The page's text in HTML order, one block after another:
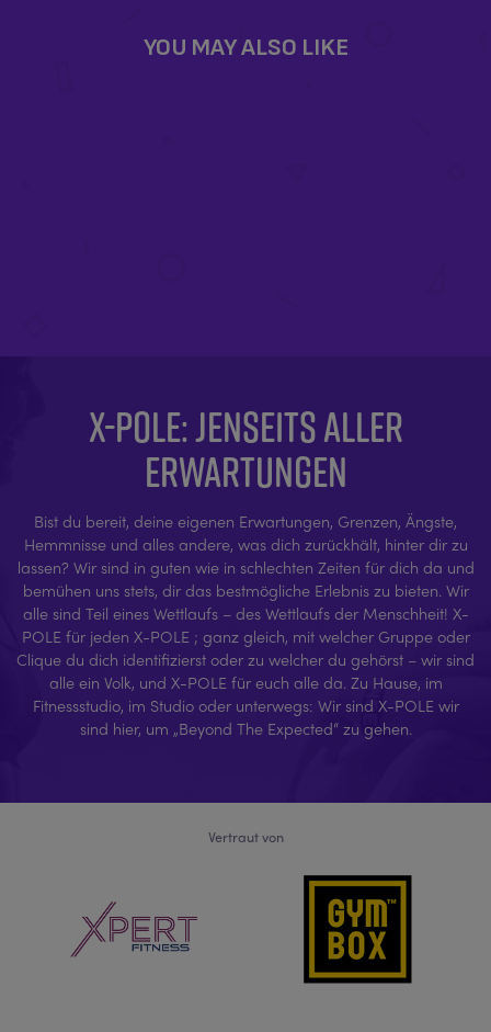
X-POLE: JENSEITS ALLER
ERWARTUNGEN
Bist du bereit, deine eigenen Erwartungen, Grenzen, Ängste,
Hemmnisse und alles andere, was dich zurückhält, hinter dir zu
lassen? Wir sind in guten wie in schlechten Zeiten für dich da und
bemühen uns stets, dir das bestmögliche Erlebnis zu bieten. Wir
alle sind Teil eines Wettlaufs – des Wettlaufs der Menschheit! X-
POLE für jeden X-POLE ; ganz gleich, mit welcher Gruppe oder
Clique du dich identifizierst oder zu welcher du gehörst – wir sind
alle ein Volk, und X-POLE für euch alle da. Zu Hause, im
Fitnessstudio, im Studio oder unterwegs: Wir sind X-POLE wir
sind hier, um „Beyond The Expected“ zu gehen.
Vertraut von